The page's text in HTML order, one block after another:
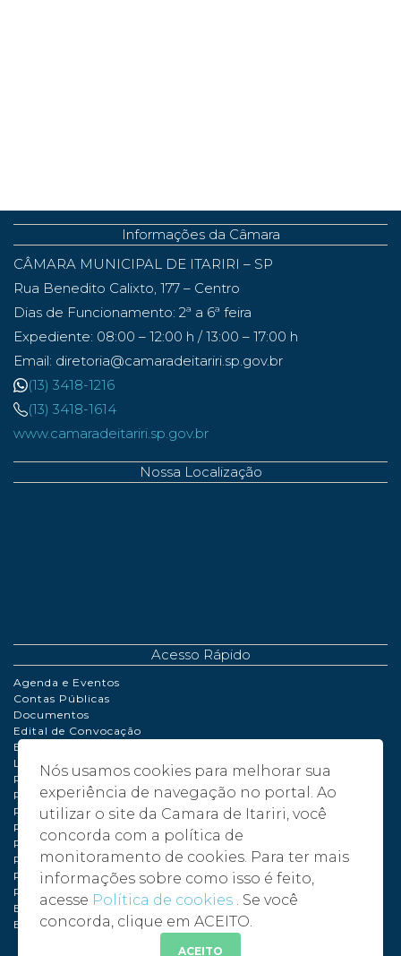
Nós usamos cookies para melhorar sua
experiência de navegação no portal. Ao
utilizar o site da Camara de Itariri, você
concorda com a política de
monitoramento de cookies. Para ter mais
informações sobre como isso é feito,
acesse Política de cookies . Se você
concorda, clique em ACEITO.
ACEITO
Informações da Câmara
CÂMARA MUNICIPAL DE ITARIRI – SP
Rua Benedito Calixto, 177 – Centro
Dias de Funcionamento: 2ª a 6ª feira
Expediente: 08:00 – 12:00 h / 13:00 – 17:00 h
Email: diretoria@camaradeitariri.sp.gov.br
(13) 3418-1216
(13) 3418-1614
www.camaradeitariri.sp.gov.br
Nossa Localização
Acesso Rápido
Agenda e Eventos
Contas Públicas
Documentos
Edital de Convocação
Extrato de Contrato
LDO | LOA | PPA
Perguntas Frequentes
Políticas de Cookies
Portaria
Processo de Adiantamento
Relatório de Gestão Fiscal
Plano de compras anual – PCA - 2024
Plano de compras anual – PCA - 2025
Plano de compras anual – PCA - 2026
Balancete 2024
Balancete 2025